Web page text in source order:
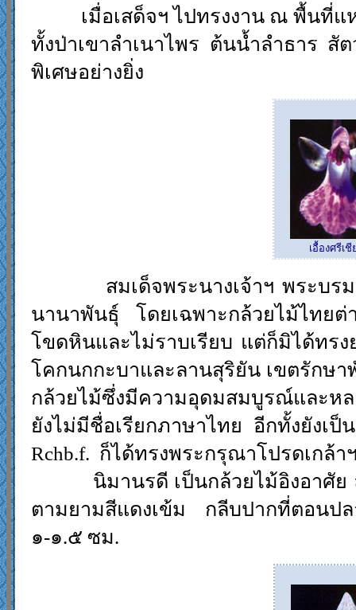
เมื่อเสด็จฯ ไปทรงงาน ณ พื้นที่แห่ง
ทั้งป่าเขาลำเนาไพร ต้นน้ำลำธาร สั
พิเศษอย่างยิ่ง
เอื้องศรีเชี
สมเด็จพระนางเจ้าฯ พระบรมรา
นานาพันธุ์ โดยเฉพาะกล้วยไม้ไทยต่
โขดหินและไม่ราบเรียบ แต่ก็มิได้ทร
โคกนกกะบาและลานสุริยัน เขตรักษ
กล้วยไม้ซึ่งมีความอุดมสมบูรณ์และห
ยังไม่มีชื่อเรียกภาษาไทย อีกทั้งยัง
Rchb.f. ก็ได้ทรงพระกรุณาโปรดเกล้
นิมานรดี เป็นกล้วยไม้อิงอาศั
ตามยามสีแดงเข้ม กลีบปากที่ตอนป
๑-๑.๕ ซม.